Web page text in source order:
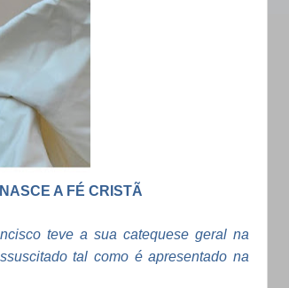
A FÉ CRISTÃ
teve a sua catequese geral na
tal como é apresentado na